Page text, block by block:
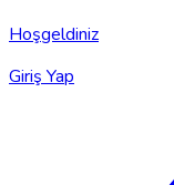
Hoşgeldiniz
Giriş Yap